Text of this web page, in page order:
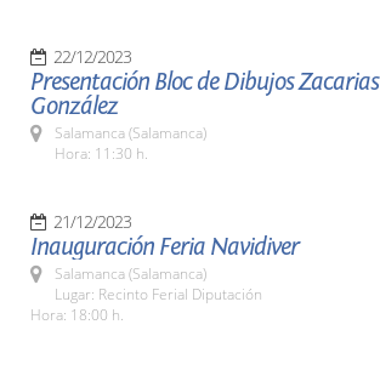
22/12/2023
Presentación Bloc de Dibujos Zacarias
González
Salamanca (Salamanca)
Hora: 11:30 h.
21/12/2023
Inauguración Feria Navidiver
Salamanca (Salamanca)
Lugar: Recinto Ferial Diputación
Hora: 18:00 h.